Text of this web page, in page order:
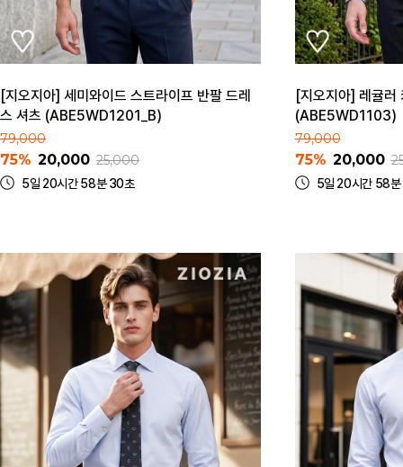
[지오지아] 세미와이드 스트라이프 반팔 드레
스 셔츠 (ABE5WD1201_B)
79,000
75% 20,000 25,000
5일 20시간 58분 30초
[지오지아] 레귤러
(ABE5WD1103)
79,000
75% 20,000
5일 20시간 58